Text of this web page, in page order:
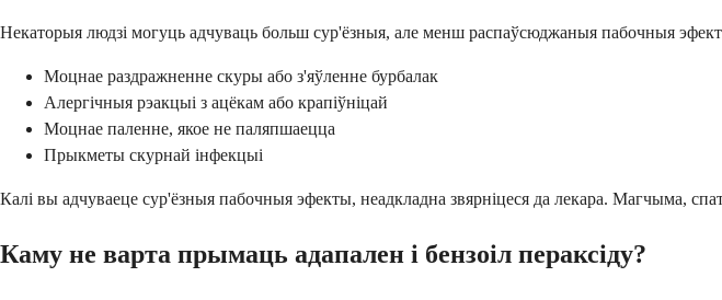
Некаторыя людзі могуць адчуваць больш сур'ёзныя, але менш распаўсюджаныя пабочныя
Моцнае раздражненне скуры або з'яўленне бурбалак
Алергічныя рэакцыі з ацёкам або крапіўніцай
Моцнае паленне, якое не паляпшаецца
Прыкметы скурнай інфекцыі
Калі вы адчуваеце сур'ёзныя пабочныя эфекты, неадкладна звярніцеся да лекара. Магчыма,
Каму не варта прымаць адапален і бензоіл пераксіду?